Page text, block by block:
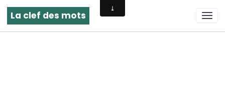
La clef des mots